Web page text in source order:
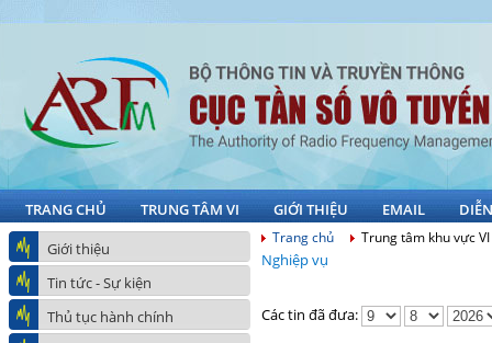
TRANG CHỦ TRUNG TÂM VI GIỚI THIỆU EMAIL
Giới thiệu
Tin tức - Sự kiện
Thủ tục hành chính
Trang chủ Trung tâm khu vực VI
Nghiệp vụ
Các tin đã đưa: